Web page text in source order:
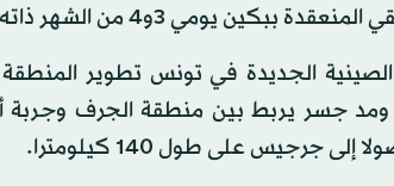
ببكين يومي 3و4 من الشهر ذاته.
الصينية الجديدة في تونس تطوير
جرجيس على طول 140 كيلومترا.